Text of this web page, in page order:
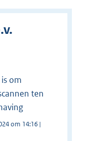
om
ten
om 14:16 |